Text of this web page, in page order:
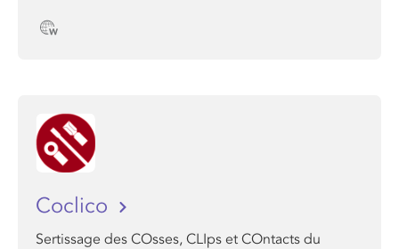
Coclico
Sertissage des COsses, CLIps et COntacts du